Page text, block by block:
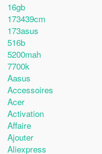
16gb
173439cm
173asus
516b
5200mah
7700k
Aasus
Accessoires
Acer
Activation
Affaire
Ajouter
Aliexpress